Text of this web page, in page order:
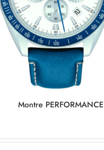
Montre PERFORMANCE